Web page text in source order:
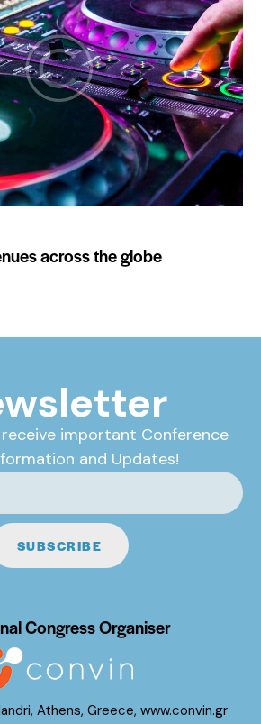
across the globe
important Conference
and Updates!
SUBSCRIBE
Congress Organiser
Athens, Greece, www.convin.gr